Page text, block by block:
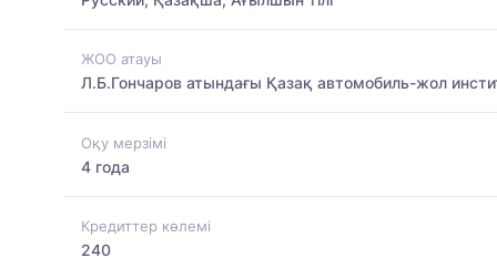
ЖОО атауы
Л.Б.Гончаров атындағы Қазақ автомобиль-жол
Оқу мерзімі
4 года
Кредиттер көлемі
240